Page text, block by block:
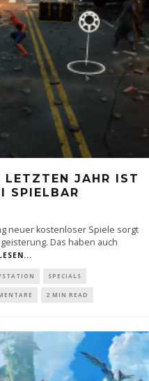
LETZTEN JAHR IST
SPIELBAR
neuer kostenloser Spiele sorgt
Das haben auch
SPECIALS
2 MIN READ